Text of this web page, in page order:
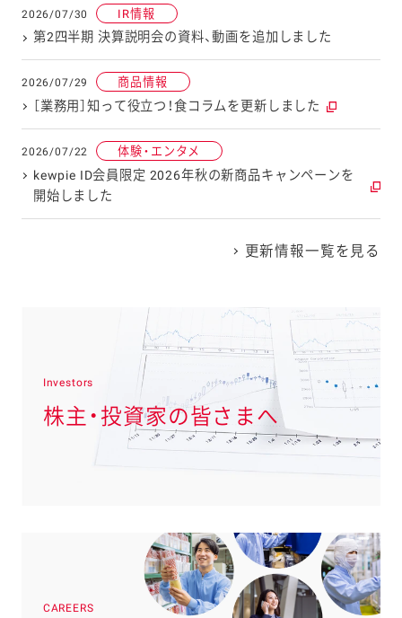
更新情報一覧を見る
2026/07/30 IR情報
第2四半期 決算説明会の資料、動画を追加しました
2026/07/29 商品情報
［業務用］知って役立つ！食コラムを更新しました
2026/07/22 体験・エンタメ
kewpie ID会員限定 2026年秋の新商品キャンペーンを
開始しました​
Investors
株主・投資家の皆さまへ
CAREERS